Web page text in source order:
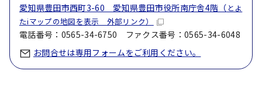
愛知県豊田市西町3-60 愛知県豊田市役所南庁舎4階（ とよ
たiマップの地図を表示 外部リンク）
電話番号：0565-34-6750 ファクス番号：0565-34-6048
お問合せは専用フォームをご利用ください。